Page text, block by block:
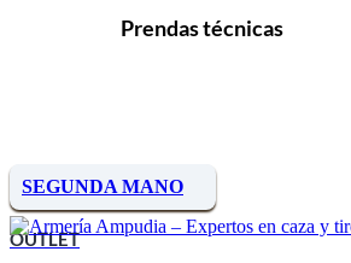
Prendas técnicas
SEGUNDA MANO
OUTLET